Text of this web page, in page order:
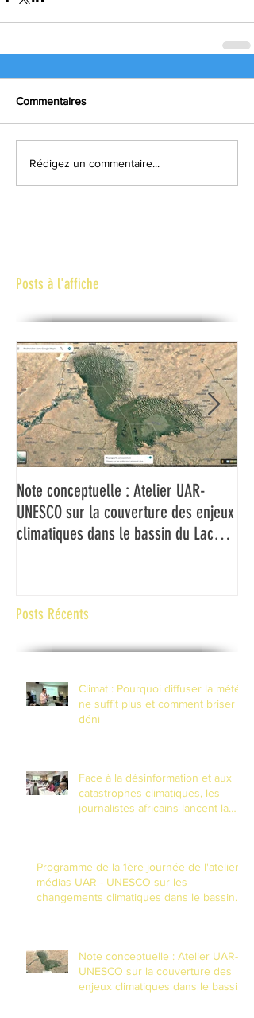
Commentaires
Rédigez un commentaire...
Posts à l'affiche
Note conceptuelle : Atelier UAR-
UNESCO sur la couverture des enjeux
climatiques dans le bassin du Lac
Posts Récents
Climat : Pourquoi diffuser la météo
ne suffit plus et comment briser le
déni
Face à la désinformation et aux
catastrophes climatiques, les
journalistes africains lancent la
Programme de la 1ère journée de l'atelier
médias UAR - UNESCO sur les
changements climatiques dans le bassin
Note conceptuelle : Atelier UAR-
UNESCO sur la couverture des
enjeux climatiques dans le bassin